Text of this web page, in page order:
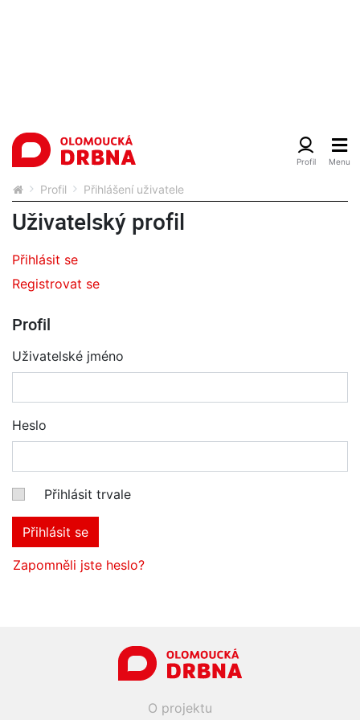
Profil Přihlášení uživatele
Uživatelský profil
Přihlásit se
Registrovat se
Profil
Uživatelské jméno
Heslo
Přihlásit trvale
Přihlásit se
Zapomněli jste heslo?
O projektu